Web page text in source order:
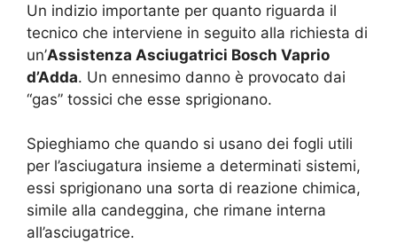
Un indizio importante per quanto riguarda il
tecnico che interviene in seguito alla richiesta di
un’Assistenza Asciugatrici Bosch Vaprio
d’Adda. Un ennesimo danno è provocato dai
“gas” tossici che esse sprigionano.
Spieghiamo che quando si usano dei fogli utili
per l’asciugatura insieme a determinati sistemi,
essi sprigionano una sorta di reazione chimica,
simile alla candeggina, che rimane interna
all’asciugatrice.